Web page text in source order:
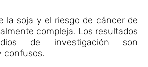
la soja y el riesgo de cáncer de
compleja. Los resultados
de investigación son
confusos.